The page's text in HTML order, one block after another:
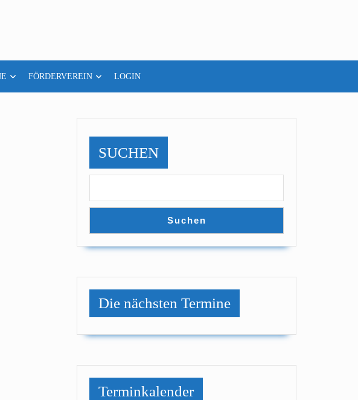
FÖRDERVEREIN LOGIN
SUCHEN
Suchen
Die nächsten Termine
Terminkalender